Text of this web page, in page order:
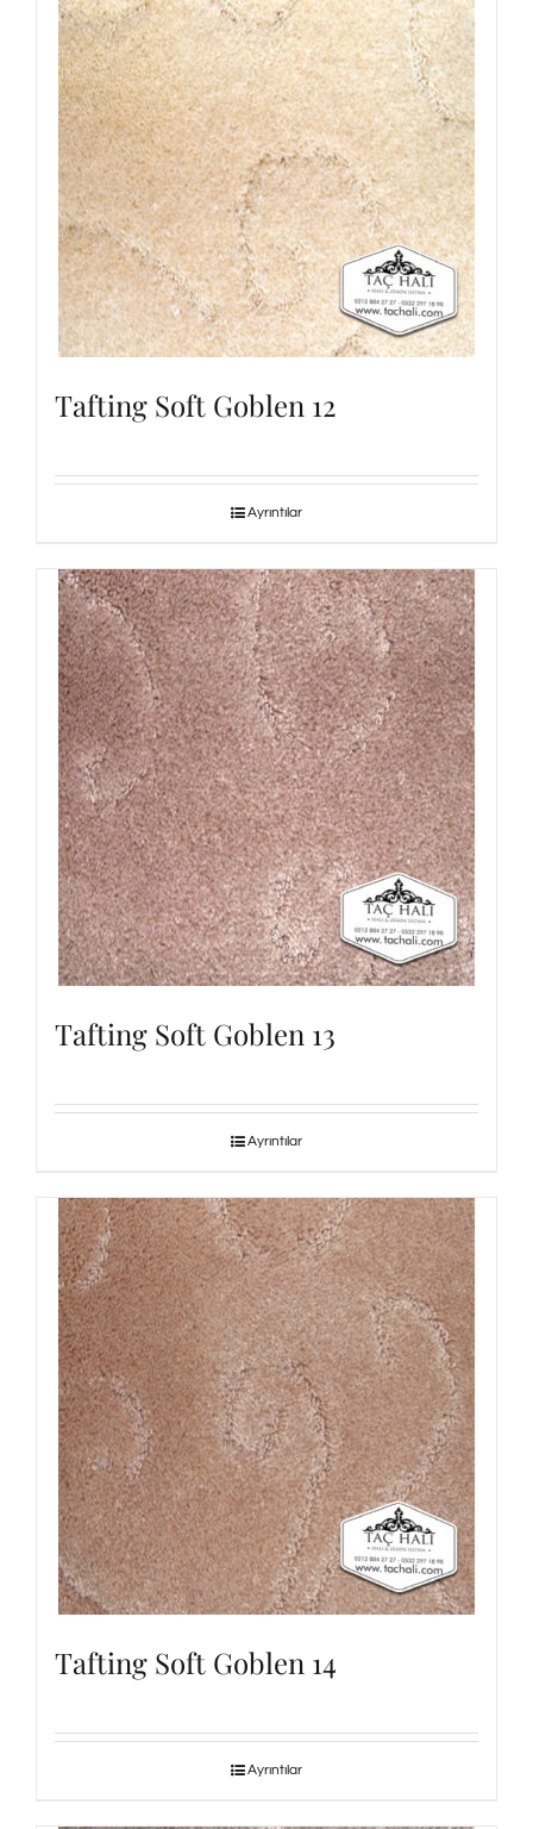
Tafting Soft Goblen 12
Ayrıntılar
Tafting Soft Goblen 13
Ayrıntılar
Tafting Soft Goblen 14
Ayrıntılar